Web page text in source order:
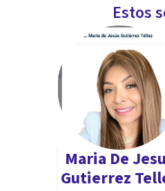
Estos
Maria De
Gutierrez